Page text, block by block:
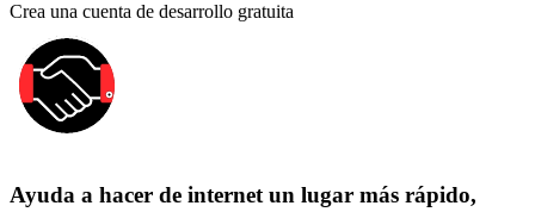
Crea una cuenta de desarrollo gratuita
Ayuda a hacer de internet un lugar más rápido,